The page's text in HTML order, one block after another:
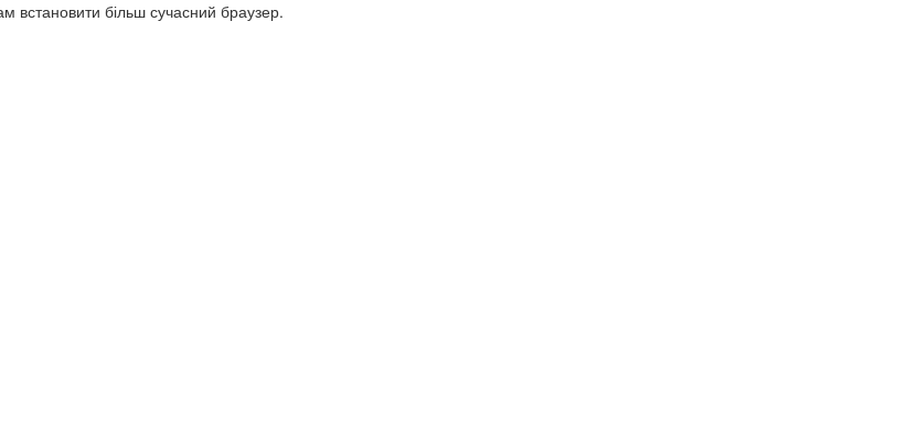
встановити більш сучасний браузер.